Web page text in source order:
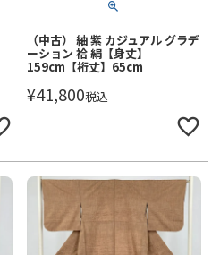
（中古） 紬 紫 カジュアル グラデ
ーション 袷 絹【身丈】
159cm【裄丈】65cm
¥41,800税込